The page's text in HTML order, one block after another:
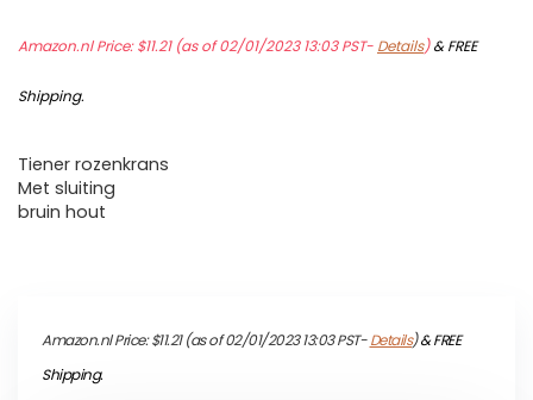
Amazon.nl Price:$11.21(as of 02/01/2023 13:03 PST- Details)&FREE
Shipping.
Tiener rozenkrans
Met sluiting
bruin hout
Amazon.nl Price:$11.21(as of 02/01/2023 13:03 PST-Details)&FREE
Shipping.